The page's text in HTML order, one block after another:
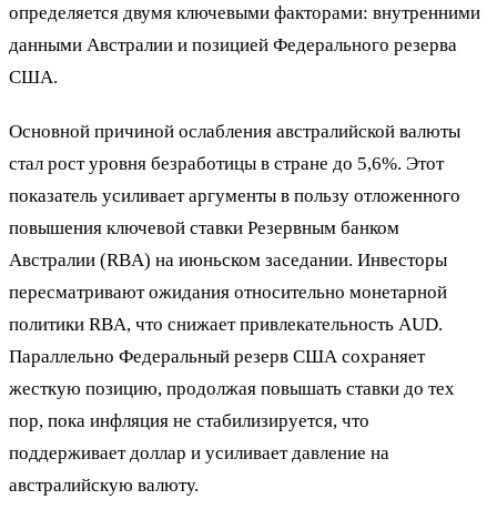
определяется двумя ключевыми факторами: внутренними
данными Австралии и позицией Федерального резерва
США.
Основной причиной ослабления австралийской валюты
стал рост уровня безработицы в стране до 5,6%. Этот
показатель усиливает аргументы в пользу отложенного
повышения ключевой ставки Резервным банком
Австралии (RBA) на июньском заседании. Инвесторы
пересматривают ожидания относительно монетарной
политики RBA, что снижает привлекательность AUD.
Параллельно Федеральный резерв США сохраняет
жесткую позицию, продолжая повышать ставки до тех
пор, пока инфляция не стабилизируется, что
поддерживает доллар и усиливает давление на
австралийскую валюту.